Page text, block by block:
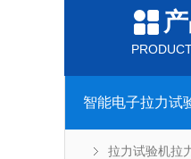
智能电子拉力试
拉力试验机拉